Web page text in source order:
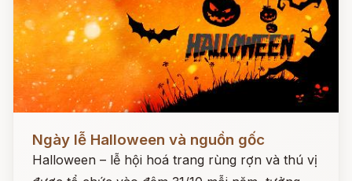
Ngày lễ Halloween và nguồn gốc
Halloween – lễ hội hoá trang rùng rợn và thú vị